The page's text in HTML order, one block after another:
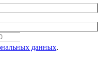
данных.